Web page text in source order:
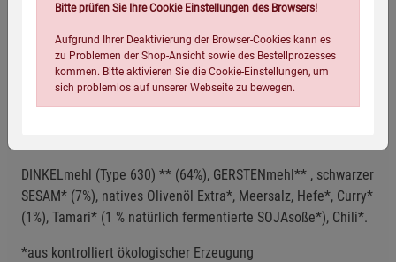
Bio-zertifiziert Vegan
DINKELmehl (Type 630) ** (64%), GERSTENmehl** , schwarzer
SESAM* (7%), natives Olivenöl Extra*, Meersalz, Hefe*, Curry*
(1%), Tamari* (1 % natürlich fermentierte SOJAsoße*), Chili*.
*aus kontrolliert ökologischer Erzeugung
Bitte prüfen Sie Ihre Cookie Einstellungen des Browsers!
Aufgrund Ihrer Deaktivierung der Browser-Cookies kann es
zu Problemen der Shop-Ansicht sowie des Bestellprozesses
kommen. Bitte aktivieren Sie die Cookie-Einstellungen, um
sich problemlos auf unserer Webseite zu bewegen.
Einstellungen speichern für die GruppeEinstellungen speichern für die Gruppe